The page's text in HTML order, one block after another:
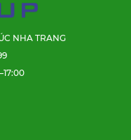
NHA TRANG